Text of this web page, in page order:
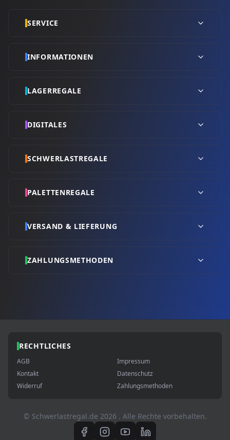
SERVICE
INFORMATIONEN
LAGERREGALE
DIGITALES
SCHWERLASTREGALE
PALETTENREGALE
VERSAND & LIEFERUNG
ZAHLUNGSMETHODEN
RECHTLICHES
AGB
Impressum
Kontakt
Datenschutz
Widerruf
Zahlungsmethoden
© Schwerlastregal.de 2026 . Alle Rechte vorbehalten.